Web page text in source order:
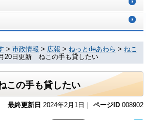
> 市政情報 > 広報 > ねっとdeあわら > ねこ
20日更新 ねこの手も貸したい
この手も貸したい
最終更新日 2024年2月1日｜ ページID 008902